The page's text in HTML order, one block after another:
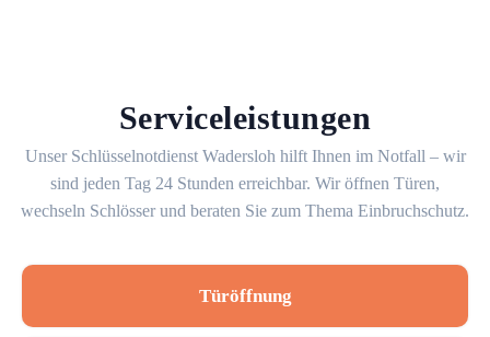
Serviceleistungen
Unser Schlüsselnotdienst Wadersloh hilft Ihnen im Notfall – wir
sind jeden Tag 24 Stunden erreichbar. Wir öffnen Türen,
wechseln Schlösser und beraten Sie zum Thema Einbruchschutz.
Türöffnung